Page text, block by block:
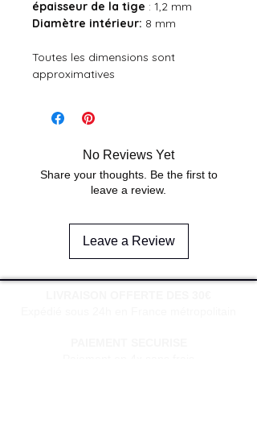
épaisseur de la tige : 1,2 mm
Diamètre intérieur: 8 mm
Toutes les dimensions sont
approximatives
No Reviews Yet
Share your thoughts. Be the first to
leave a review.
Leave a Review